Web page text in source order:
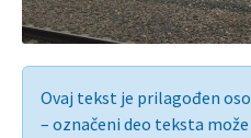
Ovaj tekst je prilagođen
– označeni deo teksta